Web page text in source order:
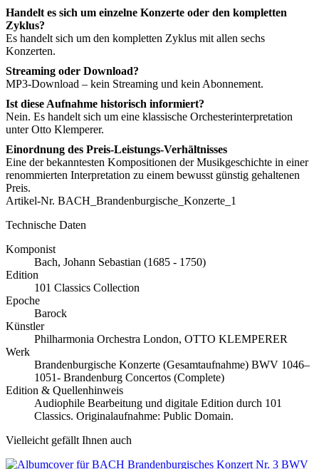
Handelt es sich um einzelne Konzerte oder den kompletten
Zyklus?
Es handelt sich um den kompletten Zyklus mit allen sechs
Konzerten.
Streaming oder Download?
MP3-Download – kein Streaming und kein Abonnement.
Ist diese Aufnahme historisch informiert?
Nein. Es handelt sich um eine klassische Orchesterinterpretation
unter Otto Klemperer.
Einordnung des Preis-Leistungs-Verhältnisses
Eine der bekanntesten Kompositionen der Musikgeschichte in einer
renommierten Interpretation zu einem bewusst günstig gehaltenen
Preis.
Artikel-Nr. BACH_Brandenburgische_Konzerte_1
Technische Daten
Komponist
Bach, Johann Sebastian (1685 - 1750)
Edition
101 Classics Collection
Epoche
Barock
Künstler
Philharmonia Orchestra London, OTTO KLEMPERER
Werk
Brandenburgische Konzerte (Gesamtaufnahme) BWV 1046–
1051- Brandenburg Concertos (Complete)
Edition & Quellenhinweis
Audiophile Bearbeitung und digitale Edition durch 101
Classics. Originalaufnahme: Public Domain.
Vielleicht gefällt Ihnen auch